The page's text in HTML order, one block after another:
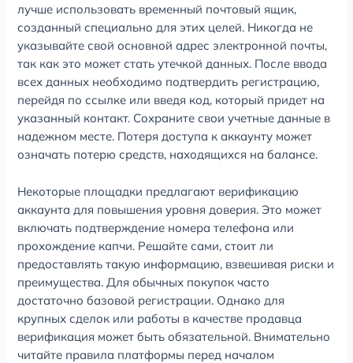
лучше использовать временный почтовый ящик,
созданный специально для этих целей. Никогда не
указывайте свой основной адрес электронной почты,
так как это может стать утечкой данных. После ввода
всех данных необходимо подтвердить регистрацию,
перейдя по ссылке или введя код, который придет на
указанный контакт. Сохраните свои учетные данные в
надежном месте. Потеря доступа к аккаунту может
означать потерю средств, находящихся на балансе.
Некоторые площадки предлагают верификацию
аккаунта для повышения уровня доверия. Это может
включать подтверждение номера телефона или
прохождение капчи. Решайте сами, стоит ли
предоставлять такую информацию, взвешивая риски и
преимущества. Для обычных покупок часто
достаточно базовой регистрации. Однако для
крупных сделок или работы в качестве продавца
верификация может быть обязательной. Внимательно
читайте правила платформы перед началом